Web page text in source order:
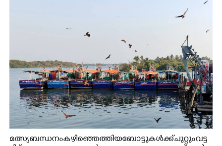
മത്സ്യബന്ധനം കഴിഞ്ഞെത്തിയ ബോട്ടുകൾക്ക് ചുറ്റും വട്ട